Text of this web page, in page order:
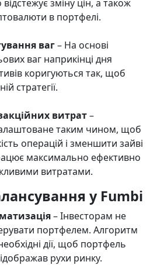
зміну цін, а також
в портфелі.
ваг– На основі
ваг наприкінці дня
коригуються так, щоб
стратегії.
витрат–
таким чином, щоб
операцій і зменшити зайві
максимально ефективно
витратами.
у Fumbi
– Інвесторам не
портфелем. Алгоритм
дії, щоб портфель
рухи ринку.